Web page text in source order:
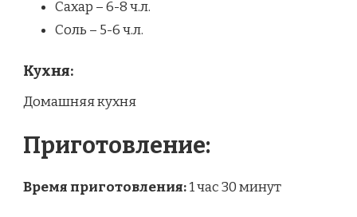
Сахар – 6-8 ч.л.
Соль – 5-6 ч.л.
Кухня:
Домашняя кухня
Приготовление:
Время приготовления:1 час 30 минут